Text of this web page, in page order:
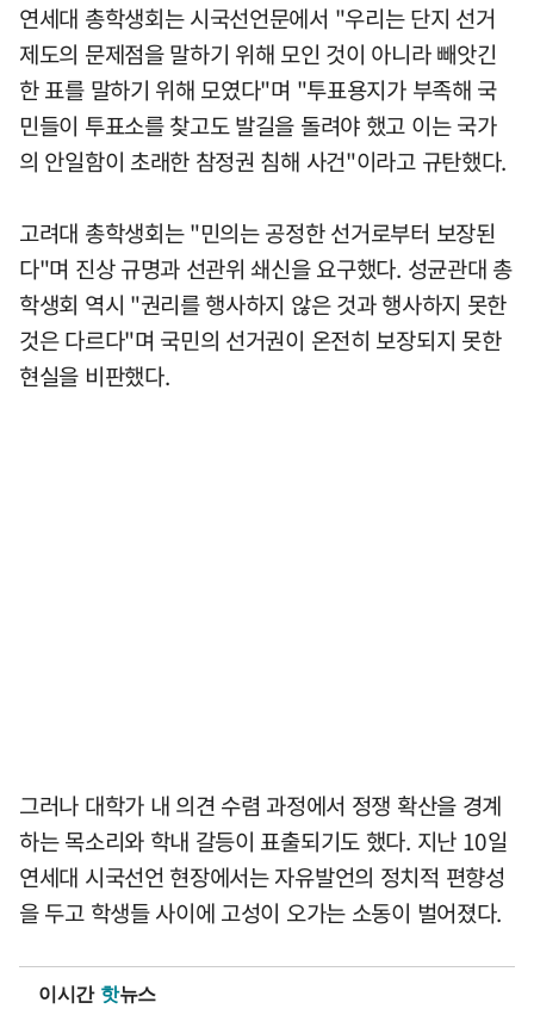
연세대 총학생회는 시국선언문에서 "우리는 단지 선거
제도의 문제점을 말하기 위해 모인 것이 아니라 빼앗긴
한 표를 말하기 위해 모였다"며 "투표용지가 부족해 국
민들이 투표소를 찾고도 발길을 돌려야 했고 이는 국가
의 안일함이 초래한 참정권 침해 사건"이라고 규탄했다.
고려대 총학생회는 "민의는 공정한 선거로부터 보장된
다"며 진상 규명과 선관위 쇄신을 요구했다. 성균관대 총
학생회 역시 "권리를 행사하지 않은 것과 행사하지 못한
것은 다르다"며 국민의 선거권이 온전히 보장되지 못한
현실을 비판했다.
그러나 대학가 내 의견 수렴 과정에서 정쟁 확산을 경계
하는 목소리와 학내 갈등이 표출되기도 했다. 지난 10일
연세대 시국선언 현장에서는 자유발언의 정치적 편향성
을 두고 학생들 사이에 고성이 오가는 소동이 벌어졌다.
이시간 핫뉴스